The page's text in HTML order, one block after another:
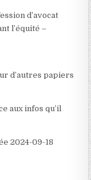
d’avocat
l’équité –
d’autres papiers
aux infos qu’il
2024-09-18